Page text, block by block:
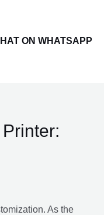
ON WHATSAPP
As the